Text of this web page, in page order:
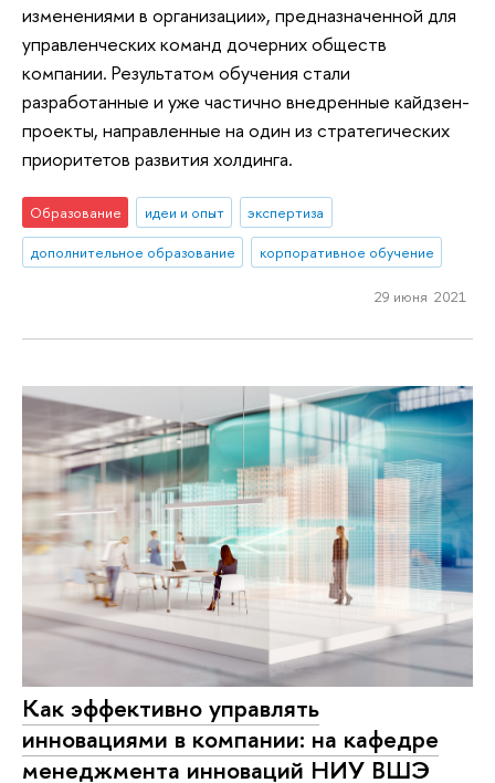
изменениями в организации», предназначенной для
управленческих команд дочерних обществ
компании. Результатом обучения стали
разработанные и уже частично внедренные кайдзен-
проекты, направленные на один из стратегических
приоритетов развития холдинга.
Образование идеи и опыт
экспертиза
дополнительное образование
корпоративное обучение
29 июня 2021
Как эффективно управлять
инновациями в компании: на кафедре
менеджмента инноваций НИУ ВШЭ